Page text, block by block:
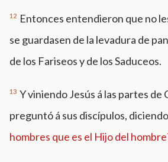
12 Entonces entendieron que no
se guardasen de la levadura de
de los Fariseos y de los Saduceos.
13 Y viniendo Jesús á las partes de
preguntó á sus discípulos,
hombres que es el Hijo del